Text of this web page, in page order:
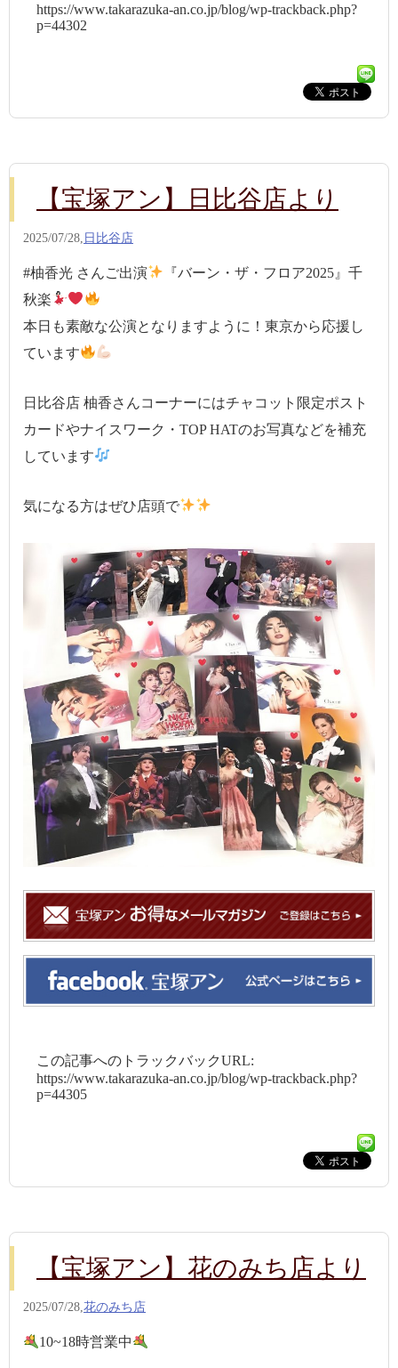
https://www.takarazuka-an.co.jp/blog/wp-trackback.php?
p=44302
【宝塚アン】日比谷店より
2025/07/28, 日比谷店
#柚香光 さんご出演
『バーン・ザ・フロア2025』千
秋楽
本日も素敵な公演となりますように！東京から応援し
ています
日比谷店 柚香さんコーナーにはチャコット限定ポスト
カードやナイスワーク・TOP HATのお写真などを補充
しています
気になる方はぜひ店頭で
この記事へのトラックバックURL:
https://www.takarazuka-an.co.jp/blog/wp-trackback.php?
p=44305
【宝塚アン】花のみち店より
2025/07/28, 花のみち店
10~18時営業中